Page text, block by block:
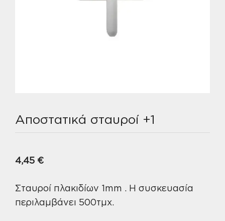
Αποστατικά σταυροί +1
4,45 €
Σταυροί πλακιδίων 1mm . Η συσκευασία
περιλαμβάνει 500τμχ.